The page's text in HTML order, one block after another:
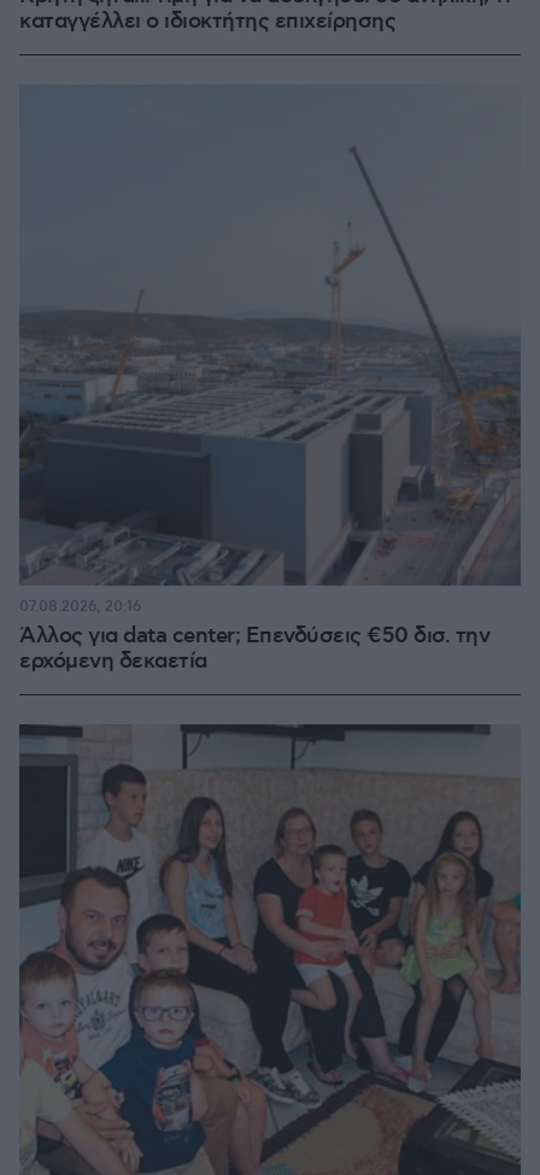
καταγγέλλει ο ιδιοκτήτης επιχείρησης
Άλλος για data center; Επενδύσεις €50 δισ. την
ερχόμενη δεκαετία
07.08.2026, 20:16